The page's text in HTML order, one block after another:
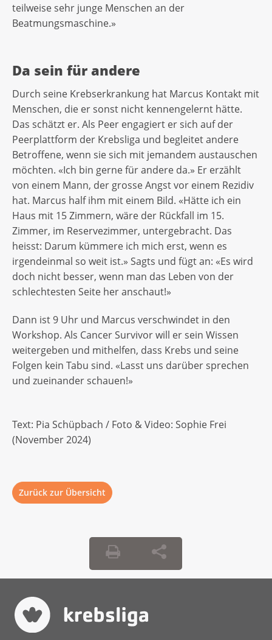
teilweise sehr junge Menschen an der
Beatmungsmaschine.»
Da sein für andere
Durch seine Krebserkrankung hat Marcus Kontakt mit
Menschen, die er sonst nicht kennengelernt hätte.
Das schätzt er. Als Peer engagiert er sich auf der
Peerplattform der Krebsliga und begleitet andere
Betroffene, wenn sie sich mit jemandem austauschen
möchten. «Ich bin gerne für andere da.» Er erzählt
von einem Mann, der grosse Angst vor einem Rezidiv
hat. Marcus half ihm mit einem Bild. «Hätte ich ein
Haus mit 15 Zimmern, wäre der Rückfall im 15.
Zimmer, im Reservezimmer, untergebracht. Das
heisst: Darum kümmere ich mich erst, wenn es
irgendeinmal so weit ist.» Sagts und fügt an: «Es wird
doch nicht besser, wenn man das Leben von der
schlechtesten Seite her anschaut!»
Dann ist 9 Uhr und Marcus verschwindet in den
Workshop. Als Cancer Survivor will er sein Wissen
weitergeben und mithelfen, dass Krebs und seine
Folgen kein Tabu sind. «Lasst uns darüber sprechen
und zueinander schauen!»
Text: Pia Schüpbach / Foto & Video: Sophie Frei
(November 2024)
Zurück zur Übersicht